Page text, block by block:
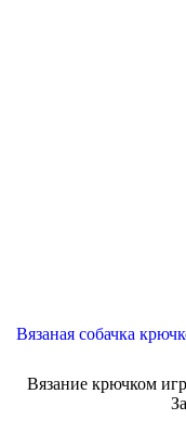
Вязаная собачка
Вязание крючком